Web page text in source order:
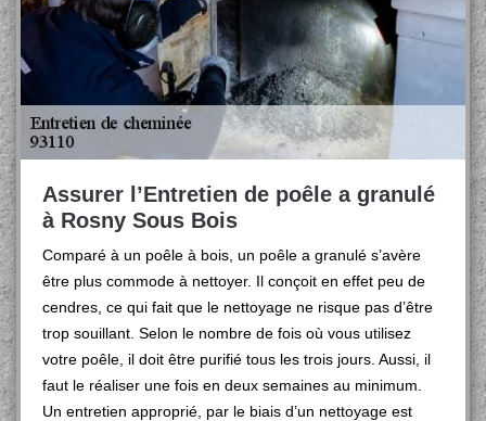
Assurer l’Entretien de poêle a granulé
à Rosny Sous Bois
Comparé à un poêle à bois, un poêle a granulé s’avère
être plus commode à nettoyer. Il conçoit en effet peu de
cendres, ce qui fait que le nettoyage ne risque pas d’être
trop souillant. Selon le nombre de fois où vous utilisez
votre poêle, il doit être purifié tous les trois jours. Aussi, il
faut le réaliser une fois en deux semaines au minimum.
Un entretien approprié, par le biais d’un nettoyage est